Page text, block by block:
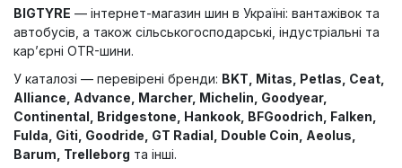
BIGTYRE — інтернет-магазин шин в Україні: вантажівок та
автобусів, а також сільськогосподарські, індустріальні та
кар’єрні OTR-шини.
У каталозі — перевірені бренди: BKT, Mitas, Petlas, Ceat,
Alliance, Advance, Marcher, Michelin, Goodyear,
Continental, Bridgestone, Hankook, BFGoodrich, Falken,
Fulda, Giti, Goodride, GT Radial, Double Coin, Aeolus,
Barum, Trelleborg та інші.